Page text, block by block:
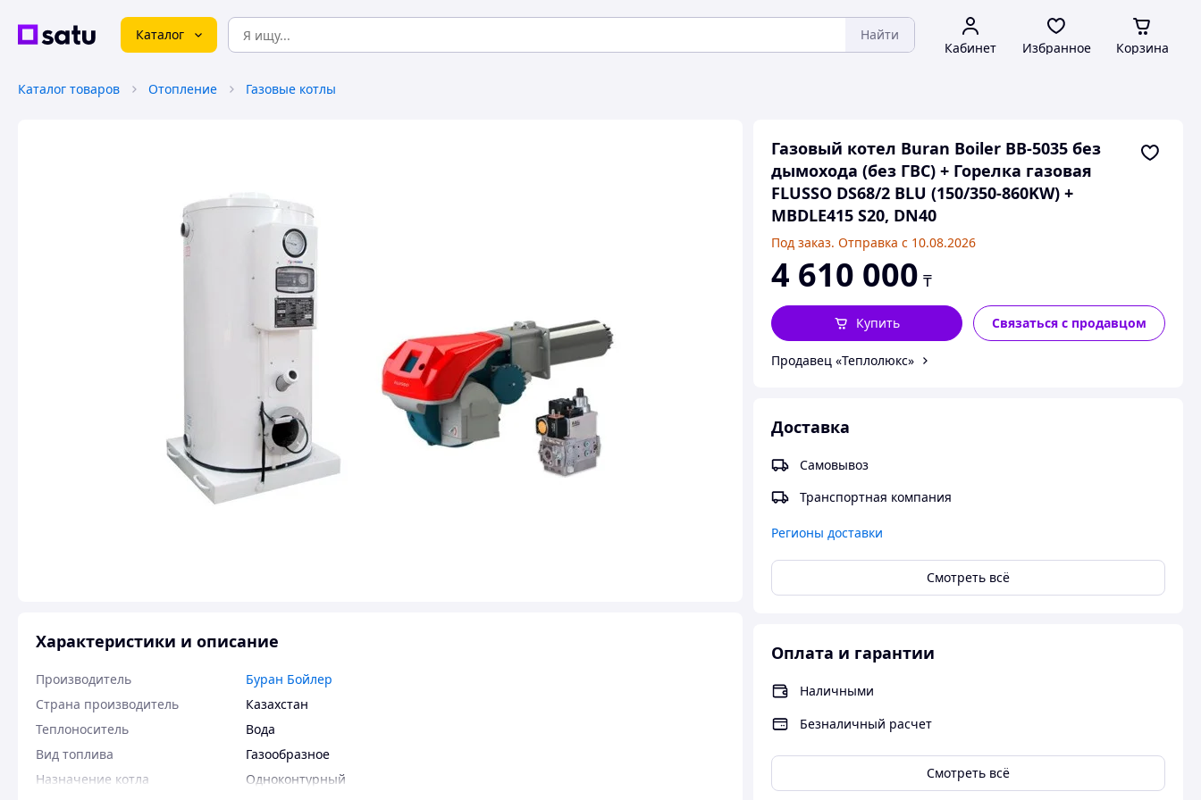
Каталог Найти
Кабинет Избранное Корзина
Каталог товаров Отопление Газовые котлы
Газовый котел Buran Boiler BB-5035 без
дымохода (без ГВС) + Горелка газовая
FLUSSO DS68/2 BLU (150/350-860KW) +
MBDLE415 S20, DN40
Под заказ. Отправка с 10.08.2026
4 610 000 ₸
Купить Связаться с продавцом
Продавец «Теплолюкс»
Доставка
Самовывоз
Транспортная компания
Регионы доставки
Смотреть всё
Оплата и гарантии
Наличными
Безналичный расчет
Смотреть всё
Характеристики и описание
Производитель
Буран Бойлер
Страна производитель
Казахстан
Теплоноситель
Вода
Вид топлива
Газообразное
Назначение котла
Одноконтурный